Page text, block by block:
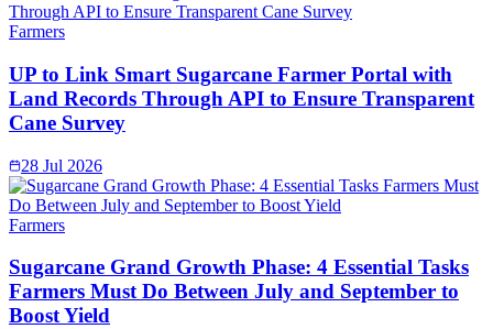
Farmers
UP to Link Smart Sugarcane Farmer Portal with
Land Records Through API to Ensure Transparent
Cane Survey
28 Jul 2026
Farmers
Sugarcane Grand Growth Phase: 4 Essential Tasks
Farmers Must Do Between July and September to
Boost Yield